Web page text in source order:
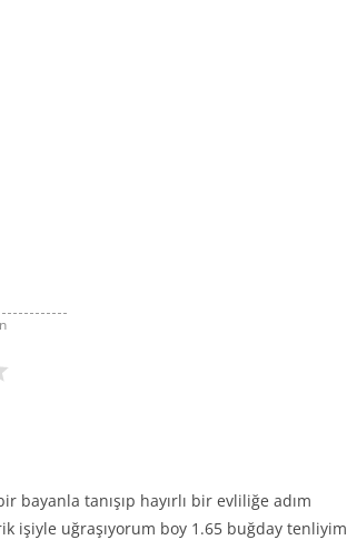
tanışıp hayırlı bir evliliğe adım
işiyle uğraşıyorum boy 1.65 buğday tenliyim